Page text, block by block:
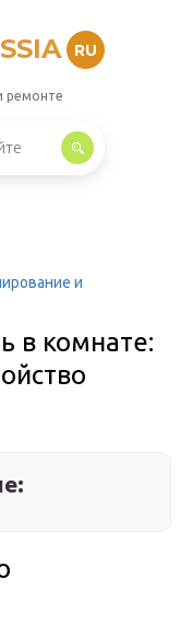
RU
ремонте
и
в комнате: